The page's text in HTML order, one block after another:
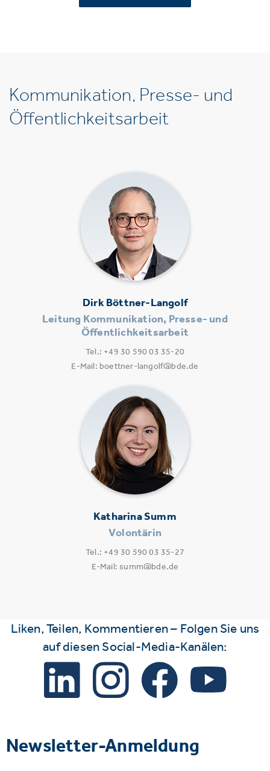
Kommunikation, Presse- und
Öffentlichkeitsarbeit
Dirk Böttner-Langolf
Leitung Kommunikation, Presse- und
Öffentlichkeitsarbeit
Tel.: +49 30 590 03 35-20
E-Mail: boettner-langolf@bde.de
Katharina Summ
Volontärin
Tel.: +49 30 590 03 35-27
E-Mail: summ@bde.de
Liken, Teilen, Kommentieren – Folgen Sie uns
auf diesen Social-Media-Kanälen:
Newsletter-Anmeldung